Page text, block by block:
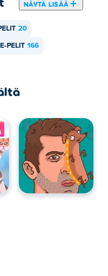
NÄYTÄ LISÄÄ
20
PELIT 166